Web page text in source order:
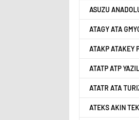
ASUZU
ATAGY ATA
ATAKP ATAKEY
ATATP ATP
ATATR ATA
ATEKS AKIN